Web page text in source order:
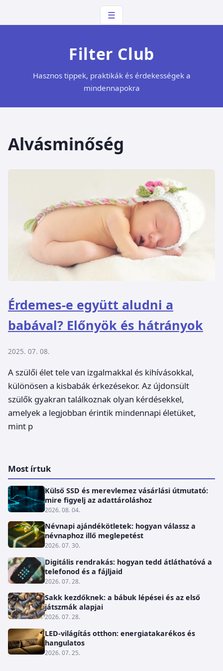
☰
Filter Club
Hasznos tippek, praktikák és érdekességek a
mindennapokra
Alvásminőség
Érdemes-e együtt aludni a
babával? Előnyök és hátrányok
2025. 07. 08.
A szülői élet tele van izgalmakkal és kihívásokkal,
különösen a kisbabák érkezésekor. Az újdonsült
szülők gyakran találkoznak olyan kérdésekkel,
amelyek a legjobban érintik mindennapi életüket,
mint p
Most írtuk
Külső SSD és merevlemez vásárlási útmutató:
mire figyelj az adattároláshoz
2026. 08. 04.
Névnapi ajándékötletek: hogyan válassz a
névnaphoz illő meglepetést
2026. 07. 30.
Digitális rendrakás: hogyan tedd átláthatóvá a
telefonod és a fájljaid
2026. 07. 28.
Sakk kezdőknek: a bábuk lépései és az első
játszmák alapjai
2026. 07. 28.
LED-világítás otthon: energiatakarékos és
hangulatos
2026. 07. 25.